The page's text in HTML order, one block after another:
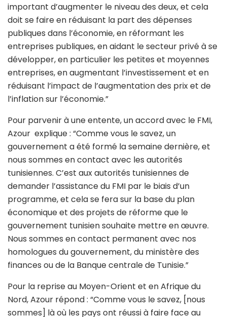
important d’augmenter le niveau des deux, et cela
doit se faire en réduisant la part des dépenses
publiques dans l’économie, en réformant les
entreprises publiques, en aidant le secteur privé à se
développer, en particulier les petites et moyennes
entreprises, en augmentant l’investissement et en
réduisant l’impact de l’augmentation des prix et de
l’inflation sur l’économie.”
Pour parvenir à une entente, un accord avec le FMI,
Azour explique : “Comme vous le savez, un
gouvernement a été formé la semaine dernière, et
nous sommes en contact avec les autorités
tunisiennes. C’est aux autorités tunisiennes de
demander l’assistance du FMI par le biais d’un
programme, et cela se fera sur la base du plan
économique et des projets de réforme que le
gouvernement tunisien souhaite mettre en œuvre.
Nous sommes en contact permanent avec nos
homologues du gouvernement, du ministère des
finances ou de la Banque centrale de Tunisie.”
Pour la reprise au Moyen-Orient et en Afrique du
Nord, Azour répond : “Comme vous le savez, [nous
sommes] là où les pays ont réussi à faire face au